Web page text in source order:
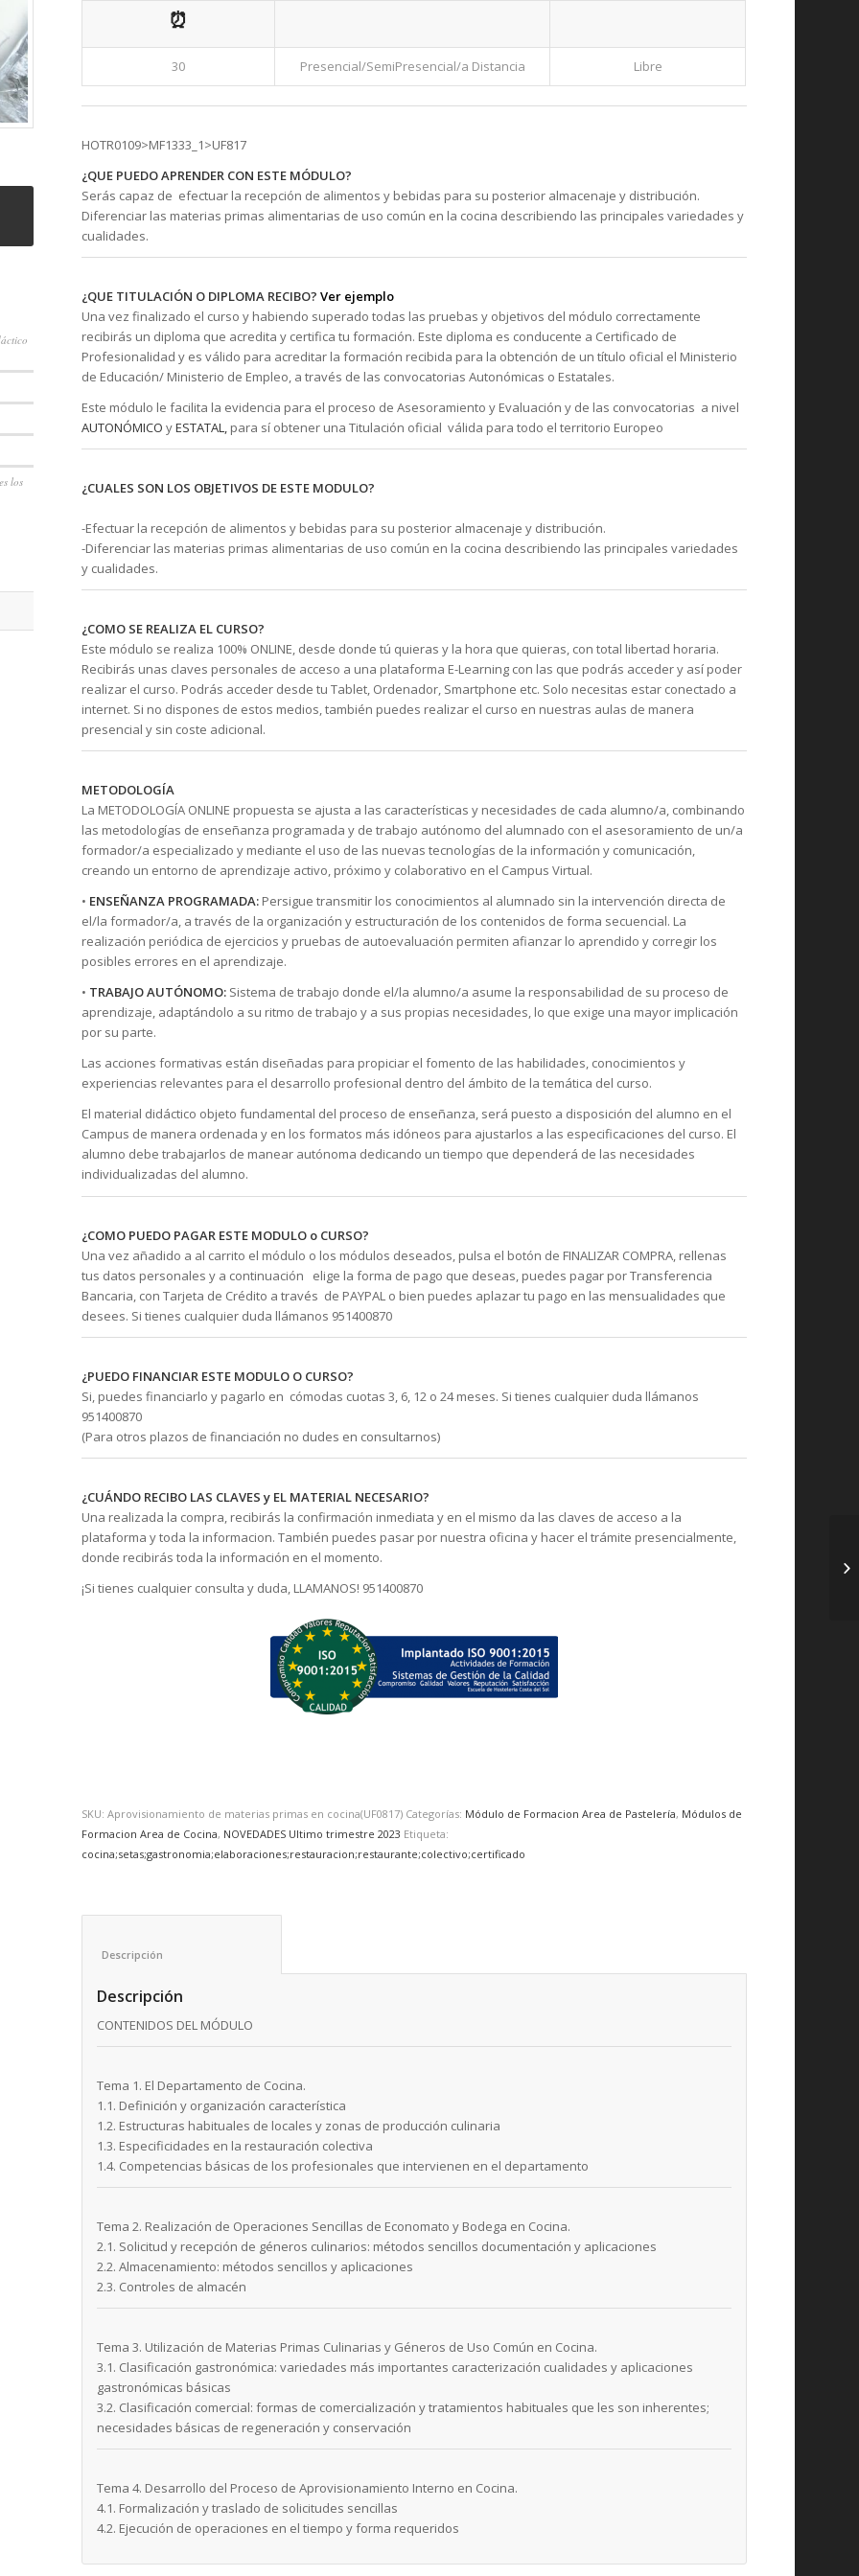
los
precio
original
⏰
30 Presencial/SemiPresencial/a Distancia Libre
HOTR0109>MF1333_1>UF817
¿QUE PUEDO APRENDER CON ESTE MÓDULO?
Serás capaz de efectuar la recepción de alimentos y bebidas para su posterior almacenaje y distribución.
Diferenciar las materias primas alimentarias de uso común en la cocina describiendo las principales variedades y
cualidades.
¿QUE TITULACIÓN O DIPLOMA RECIBO?Ver ejemplo
Una vez finalizado el curso y habiendo superado todas las pruebas y objetivos del módulo correctamente
recibirás un diploma que acredita y certifica tu formación. Este diploma es conducente a Certificado de
Profesionalidad y es válido para acreditar la formación recibida para la obtención de un título oficial el Ministerio
de Educación/ Ministerio de Empleo, a través de las convocatorias Autonómicas o Estatales.
Este módulo le facilita la evidencia para el proceso de Asesoramiento y Evaluación y de las convocatorias a nivel
AUTONÓMICO yESTATAL, para sí obtener una Titulación oficial válida para todo el territorio Europeo
¿CUALES SON LOS OBJETIVOS DE ESTE MODULO?
-Efectuar la recepción de alimentos y bebidas para su posterior almacenaje y distribución.
-Diferenciar las materias primas alimentarias de uso común en la cocina describiendo las principales variedades
y cualidades.
¿COMO SE REALIZA EL CURSO?
Este módulo se realiza 100% ONLINE, desde donde tú quieras y la hora que quieras, con total libertad horaria.
Recibirás unas claves personales de acceso a una plataforma E-Learning con las que podrás acceder y así poder
realizar el curso. Podrás acceder desde tu Tablet, Ordenador, Smartphone etc. Solo necesitas estar conectado a
internet. Si no dispones de estos medios, también puedes realizar el curso en nuestras aulas de manera
presencial y sin coste adicional.
METODOLOGÍA
La METODOLOGÍA ONLINE propuesta se ajusta a las características y necesidades de cada alumno/a, combinando
las metodologías de enseñanza programada y de trabajo autónomo del alumnado con el asesoramiento de un/a
formador/a especializado y mediante el uso de las nuevas tecnologías de la información y comunicación,
creando un entorno de aprendizaje activo, próximo y colaborativo en el Campus Virtual.
• ENSEÑANZA PROGRAMADA: Persigue transmitir los conocimientos al alumnado sin la intervención directa de
el/la formador/a, a través de la organización y estructuración de los contenidos de forma secuencial. La
realización periódica de ejercicios y pruebas de autoevaluación permiten afianzar lo aprendido y corregir los
posibles errores en el aprendizaje.
• TRABAJO AUTÓNOMO: Sistema de trabajo donde el/la alumno/a asume la responsabilidad de su proceso de
aprendizaje, adaptándolo a su ritmo de trabajo y a sus propias necesidades, lo que exige una mayor implicación
por su parte.
Las acciones formativas están diseñadas para propiciar el fomento de las habilidades, conocimientos y
experiencias relevantes para el desarrollo profesional dentro del ámbito de la temática del curso.
El material didáctico objeto fundamental del proceso de enseñanza, será puesto a disposición del alumno en el
Campus de manera ordenada y en los formatos más idóneos para ajustarlos a las especificaciones del curso. El
alumno debe trabajarlos de manear autónoma dedicando un tiempo que dependerá de las necesidades
individualizadas del alumno.
¿COMO PUEDO PAGAR ESTE MODULO o CURSO?
Una vez añadido a al carrito el módulo o los módulos deseados, pulsa el botón de FINALIZAR COMPRA, rellenas
tus datos personales y a continuación elige la forma de pago que deseas, puedes pagar por Transferencia
Bancaria, con Tarjeta de Crédito a través de PAYPAL o bien puedes aplazar tu pago en las mensualidades que
desees. Si tienes cualquier duda llámanos 951400870
¿PUEDO FINANCIAR ESTE MODULO O CURSO?
Si, puedes financiarlo y pagarlo en cómodas cuotas 3, 6, 12 o 24 meses. Si tienes cualquier duda llámanos
951400870
(Para otros plazos de financiación no dudes en consultarnos)
¿CUÁNDO RECIBO LAS CLAVES y EL MATERIAL NECESARIO?
Una realizada la compra, recibirás la confirmación inmediata y en el mismo da las claves de acceso a la
plataforma y toda la informacion. También puedes pasar por nuestra oficina y hacer el trámite presencialmente,
donde recibirás toda la información en el momento.
¡Si tienes cualquier consulta y duda, LLAMANOS! 951400870
SKU:Aprovisionamiento de materias primas en cocina(UF0817) Categorías: Módulo de Formacion Area de Pastelería, Módulos de
Formacion Area de Cocina, NOVEDADES Ultimo trimestre 2023 Etiqueta:
cocina;setas;gastronomia;elaboraciones;restauracion;restaurante;colectivo;certificado
Descripción
CONTENIDOS DEL MÓDULO
Tema 1. El Departamento de Cocina.
1.1. Definición y organización característica
1.2. Estructuras habituales de locales y zonas de producción culinaria
1.3. Especificidades en la restauración colectiva
1.4. Competencias básicas de los profesionales que intervienen en el departamento
Tema 2. Realización de Operaciones Sencillas de Economato y Bodega en Cocina.
2.1. Solicitud y recepción de géneros culinarios: métodos sencillos documentación y aplicaciones
2.2. Almacenamiento: métodos sencillos y aplicaciones
2.3. Controles de almacén
Tema 3. Utilización de Materias Primas Culinarias y Géneros de Uso Común en Cocina.
3.1. Clasificación gastronómica: variedades más importantes caracterización cualidades y aplicaciones
gastronómicas básicas
3.2. Clasificación comercial: formas de comercialización y tratamientos habituales que les son inherentes;
necesidades básicas de regeneración y conservación
Tema 4. Desarrollo del Proceso de Aprovisionamiento Interno en Cocina.
4.1. Formalización y traslado de solicitudes sencillas
4.2. Ejecución de operaciones en el tiempo y forma requeridos